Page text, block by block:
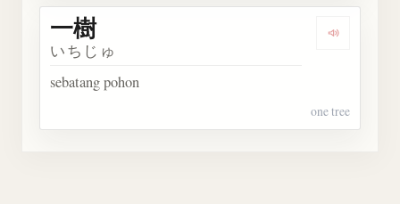
Dengarkan
一樹
いちじゅ
sebatang pohon
one tree